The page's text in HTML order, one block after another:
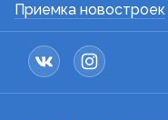
Приемка новостроек